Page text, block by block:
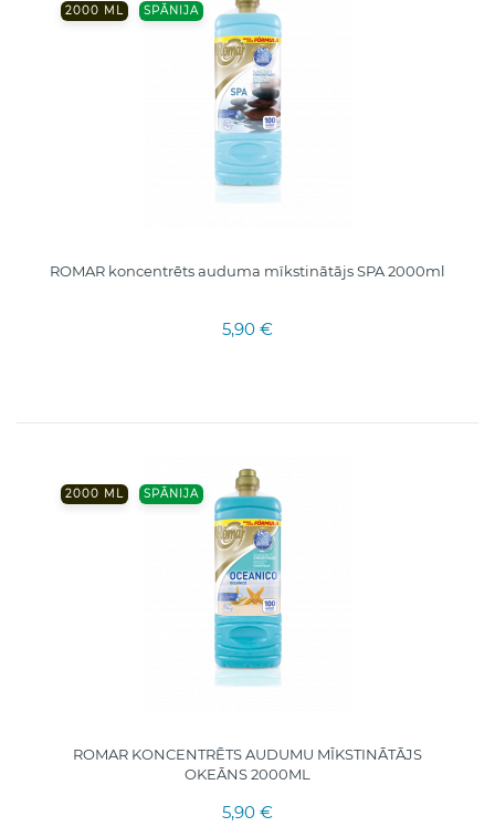
2000 ML SPĀNIJA
ROMAR koncentrēts auduma mīkstinātājs SPA 2000ml
5,90 €
2000 ML SPĀNIJA
ROMAR KONCENTRĒTS AUDUMU MĪKSTINĀTĀJS
OKEĀNS 2000ML
5,90 €